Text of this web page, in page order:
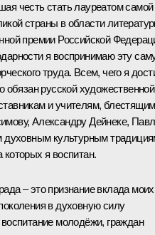
честь стать лауреатом самой
страны в области
премии Российской
я воспринимаю эту
труда. Всем, чего я
обязан русской художественной
и учителям, блестящим
Александру Дейнеке,
духовным культурным
я воспитан.
– это признание вклада моих
в духовную силу
молодёжи, граждан